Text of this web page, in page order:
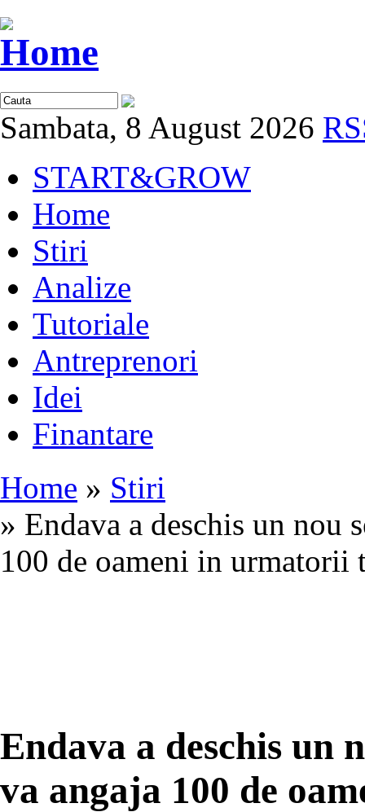
Sambata, 8 August 2026
START&GROW
Home
Stiri
Analize
Tutoriale
Antreprenori
Idei
Finantare
Home » Stiri
» Endava a deschis un nou
100 de oameni in urmatorii
Endava a deschis un
va angaja 100 de